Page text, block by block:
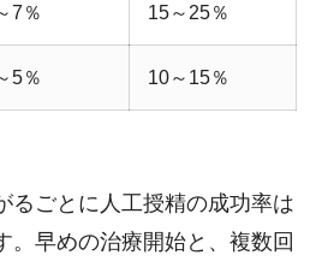
7％ 15～25％
5％ 10～15％
るごとに人工授精の成功率は
。早めの治療開始と、複数回